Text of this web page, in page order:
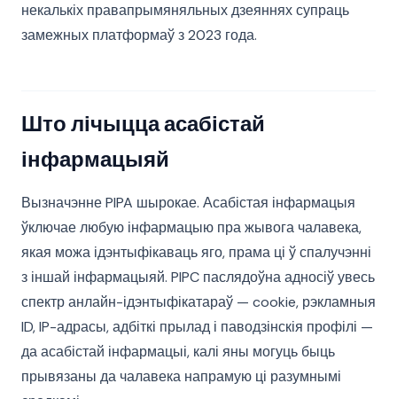
некалькіх правапрымяняльных дзеяннях супраць
замежных платформаў з 2023 года.
Што лічыцца асабістай
інфармацыяй
Вызначэнне PIPA шырокае. Асабістая інфармацыя
ўключае любую інфармацыю пра жывога чалавека,
якая можа ідэнтыфікаваць яго, прама ці ў спалучэнні
з іншай інфармацыяй. PIPC паслядоўна адносіў увесь
спектр анлайн-ідэнтыфікатараў — cookie, рэкламныя
ID, IP-адрасы, адбіткі прылад і паводзінскія профілі —
да асабістай інфармацыі, калі яны могуць быць
прывязаны да чалавека напрамую ці разумнымі